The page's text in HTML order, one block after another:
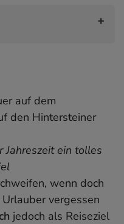
Jahreszeit ein tolles
wenn doch
vergessen
jedoch als Reiseziel